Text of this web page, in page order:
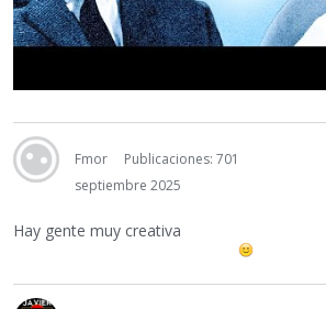
Fmor
Publicaciones: 701
septiembre 2025
Hay gente muy creativa